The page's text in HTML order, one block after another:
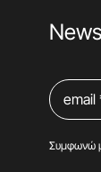
Συμφωνώ